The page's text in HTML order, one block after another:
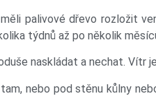
palivové dřevo rozložit
týdnů až po několik
naskládat a nechat. Vítr
nebo pod stěnu kůlny